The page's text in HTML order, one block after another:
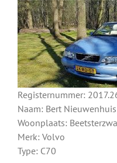
Registernummer:
Naam: Bert Nieuwenhuis
Woonplaats:
Merk: Volvo
Type: C70